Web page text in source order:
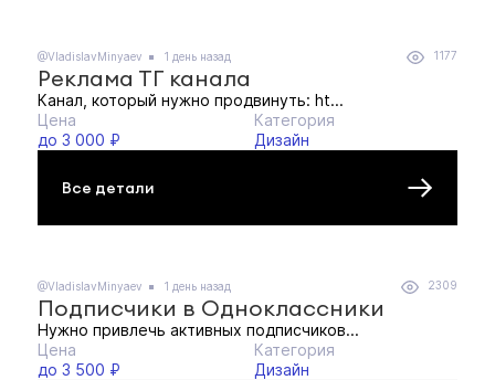
@VladislavMinyaev 1 день назад 1177
Реклама ТГ канала
Канал, который нужно продвинуть: ht...
Цена
до 3 000 ₽
Категория
Дизайн
Все детали
@VladislavMinyaev 1 день назад 2309
Подписчики в Одноклассники
Нужно привлечь активных подписчиков...
Цена
до 3 500 ₽
Категория
Дизайн